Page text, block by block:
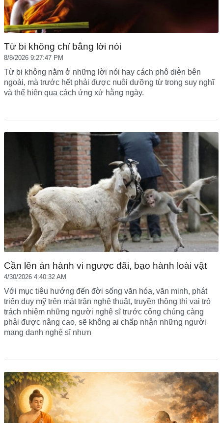
Từ bi không chỉ bằng lời nói
8/8/2026 9:27:47 PM
Từ bi không nằm ở những lời nói hay cách phô diễn bên
ngoài, mà trước hết phải được nuôi dưỡng từ trong suy nghĩ
và thể hiện qua cách ứng xử hằng ngày.
Cần lên án hành vi ngược đãi, bạo hành loài vật
4/30/2026 4:40:32 AM
Với mục tiêu hướng đến đời sống văn hóa, văn minh, phát
triển duy mỹ trên mặt trận nghệ thuật, truyền thông thì vai trò
trách nhiệm những người nghệ sĩ trước công chúng càng
phải được nâng cao, sẽ không ai chấp nhận những người
mang danh nghệ sĩ nhưn